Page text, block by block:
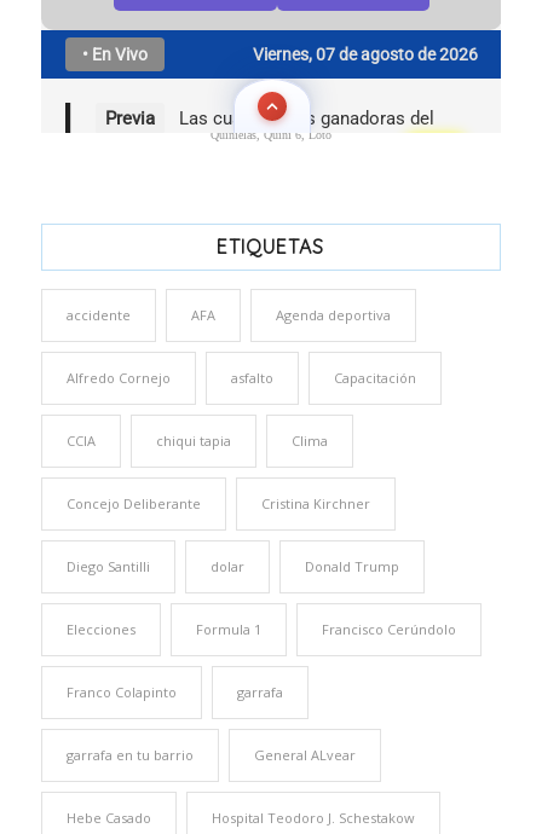
Quinielas, Quini 6, Loto
ETIQUETAS
accidente AFA Agenda deportiva
Alfredo Cornejo asfalto Capacitación
CCIA chiqui tapia Clima
Concejo Deliberante Cristina Kirchner
Diego Santilli dolar Donald Trump
Elecciones Formula 1 Francisco Cerúndolo
Franco Colapinto garrafa
garrafa en tu barrio General ALvear
Hebe Casado Hospital Teodoro J. Schestakow